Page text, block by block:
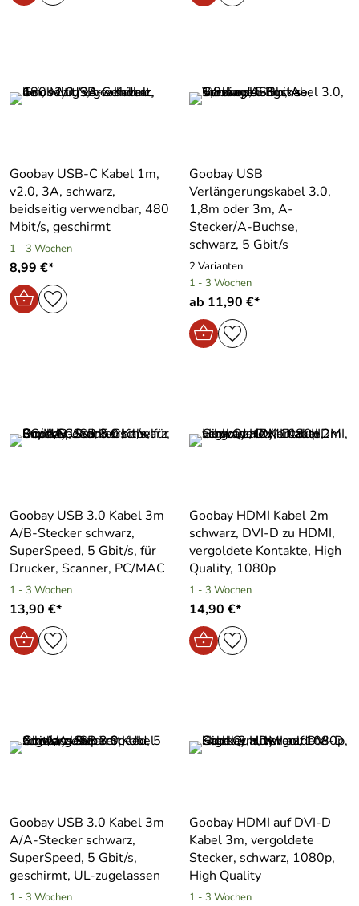
Goobay USB-C Kabel 1m,
v2.0, 3A, schwarz,
beidseitig verwendbar, 480
Mbit/s, geschirmt
1 - 3 Wochen
8,99 €*
Goobay USB
Verlängerungskabel 3.0,
1,8m oder 3m, A-
Stecker/A-Buchse,
schwarz, 5 Gbit/s
2 Varianten
1 - 3 Wochen
ab 11,90 €*
Goobay USB 3.0 Kabel 3m
A/B-Stecker schwarz,
SuperSpeed, 5 Gbit/s, für
Drucker, Scanner, PC/MAC
1 - 3 Wochen
13,90 €*
Goobay HDMI Kabel 2m
schwarz, DVI-D zu HDMI,
vergoldete Kontakte, High
Quality, 1080p
1 - 3 Wochen
14,90 €*
Goobay USB 3.0 Kabel 3m
A/A-Stecker schwarz,
SuperSpeed, 5 Gbit/s,
geschirmt, UL-zugelassen
1 - 3 Wochen
Goobay HDMI auf DVI-D
Kabel 3m, vergoldete
Stecker, schwarz, 1080p,
High Quality
1 - 3 Wochen